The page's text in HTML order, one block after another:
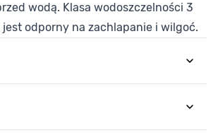
wodą. Klasa wodoszczelności 3
jest odporny na zachlapanie i wilgoć.